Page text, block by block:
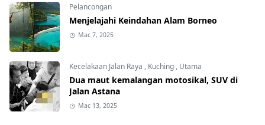
Pelancongan
Menjelajahi Keindahan Alam Borneo
Mac 7, 2025
Kecelakaan Jalan Raya , Kuching, Utama
Dua maut kemalangan motosikal, SUV di
Jalan Astana
Mac 13, 2025